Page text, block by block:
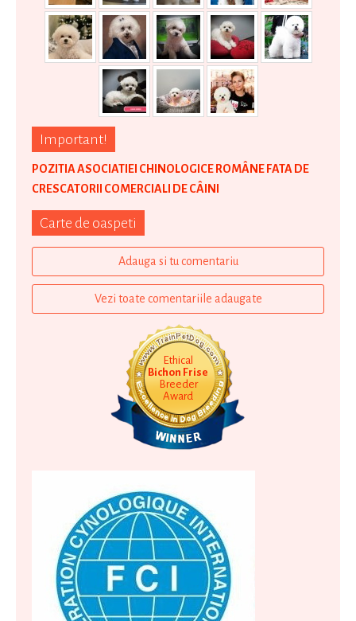
Important!
POZITIA ASOCIATIEI CHINOLOGICE ROMÂNE FATA DE
CRESCATORII COMERCIALI DE CÂINI
Carte de oaspeti
Adauga si tu comentariu
Vezi toate comentariile adaugate
Ethical
Bichon Frise
Breeder
Award